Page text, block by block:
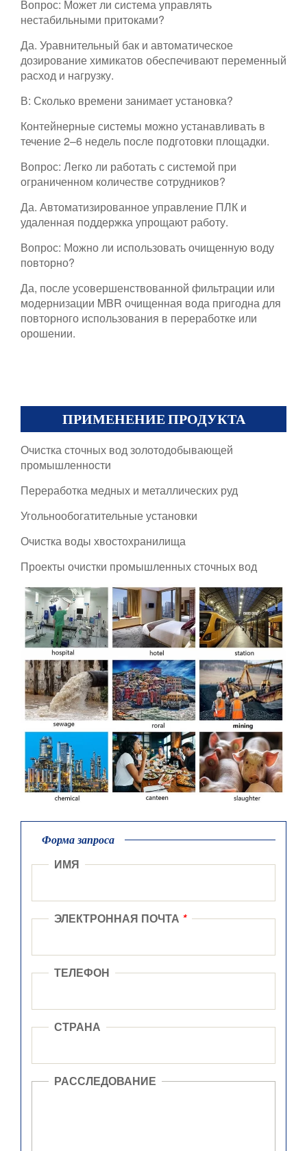
Вопрос: Может ли система управлять
нестабильными притоками?
Да. Уравнительный бак и автоматическое
дозирование химикатов обеспечивают переменный
расход и нагрузку.
В: Сколько времени занимает установка?
Контейнерные системы можно устанавливать в
течение 2–6 недель после подготовки площадки.
Вопрос: Легко ли работать с системой при
ограниченном количестве сотрудников?
Да. Автоматизированное управление ПЛК и
удаленная поддержка упрощают работу.
Вопрос: Можно ли использовать очищенную воду
повторно?
Да, после усовершенствованной фильтрации или
модернизации MBR очищенная вода пригодна для
повторного использования в переработке или
орошении.
ПРИМЕНЕНИЕ ПРОДУКТА
Очистка сточных вод золотодобывающей
промышленности
Переработка медных и металлических руд
Угольнообогатительные установки
Очистка воды хвостохранилища
Проекты очистки промышленных сточных вод
Форма запроса
ИМЯ
ЭЛЕКТРОННАЯ ПОЧТА *
ТЕЛЕФОН
СТРАНА
РАССЛЕДОВАНИЕ